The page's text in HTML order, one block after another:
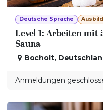
Deutsche Sprache
Level 1: Arbeiten
Sauna
Bocholt,
Anmeldungen